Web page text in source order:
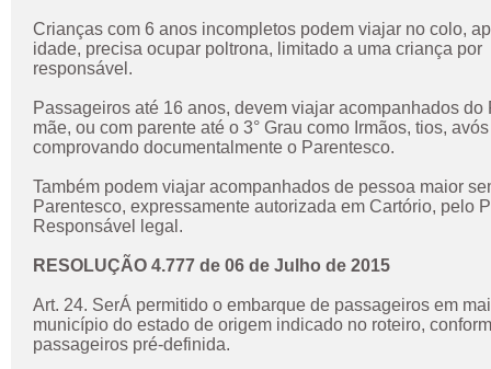
Crianças com 6 anos incompletos podem viajar no colo,
idade, precisa ocupar poltrona, limitado a uma criança por
responsável.
Passageiros até 16 anos, devem viajar acompanhados do
mãe, ou com parente até o 3° Grau como Irmãos, tios,
comprovando documentalmente o Parentesco.
Também podem viajar acompanhados de pessoa maior
Parentesco, expressamente autorizada em Cartório, pelo
Responsável legal.
RESOLUÇÃO 4.777 de 06 de Julho de 2015
Art. 24. SerÁ permitido o embarque de passageiros em
município do estado de origem indicado no roteiro,
passageiros pré-definida.